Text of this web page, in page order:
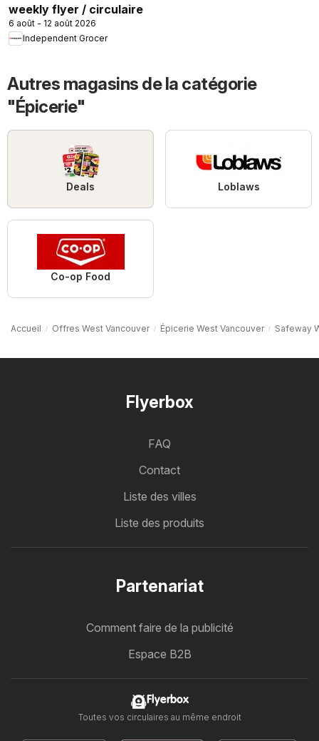
weekly flyer / circulaire
6 août - 12 août 2026
Independent Grocer
Autres magasins de la catégorie
"Épicerie"
Deals Loblaws
Co-op Food
Accueil Offres West Vancouver Épicerie West Vancouver Safeway
Flyerbox
FAQ
Contact
Liste des villes
Liste des produits
Partenariat
Comment faire de la publicité
Espace B2B
Flyerbox
Toutes vos circulaires au même endroit